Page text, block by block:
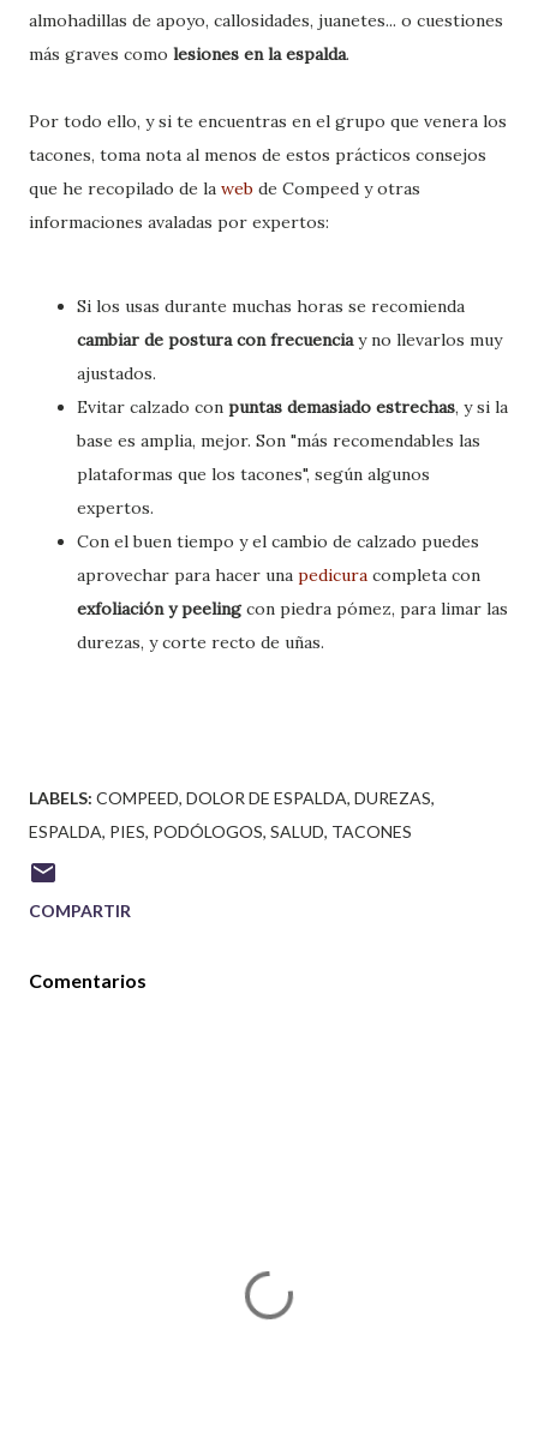
almohadillas de apoyo, callosidades, juanetes... o cuestiones
más graves como lesiones en la espalda.
Por todo ello, y si te encuentras en el grupo que venera los
tacones, toma nota al menos de estos prácticos consejos
que he recopilado de la web de Compeed y otras
informaciones avaladas por expertos:
Si los usas durante muchas horas se recomienda
cambiar de postura con frecuenciay no llevarlos muy
ajustados.
Evitar calzado con puntas demasiado estrechas, y si la
base es amplia, mejor. Son "más recomendables las
plataformas que los tacones", según algunos
expertos.
Con el buen tiempo y el cambio de calzado puedes
aprovechar para hacer una pedicura completa con
exfoliación y peelingcon piedra pómez, para limar las
durezas, y corte recto de uñas.
LABELS: COMPEED DOLOR DE ESPALDA DUREZAS
ESPALDA PIES PODÓLOGOS SALUD TACONES
COMPARTIR
Comentarios